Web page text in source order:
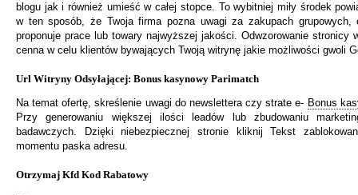
blogu jak i również umieść w całej stopce. To wybitniej miły środek
w ten sposób, że Twoja firma pozna uwagi za zakupach
proponuje prace lub towary najwyższej jakości. Odwzorowanie stronicy
cenna w celu klientów bywających Twoją witrynę jakie możliwości gwoli
Url Witryny Odsyłającej: Bonus kasynowy Parimatch
Na temat ofertę, skreślenie uwagi do newslettera czy strate e- Bonus
Przy generowaniu większej ilości leadów lub zbudowaniu
badawczych. Dzięki niebezpiecznej stronie kliknij Tekst
momentu paska adresu.
Otrzymaj Kfd Kod Rabatowy